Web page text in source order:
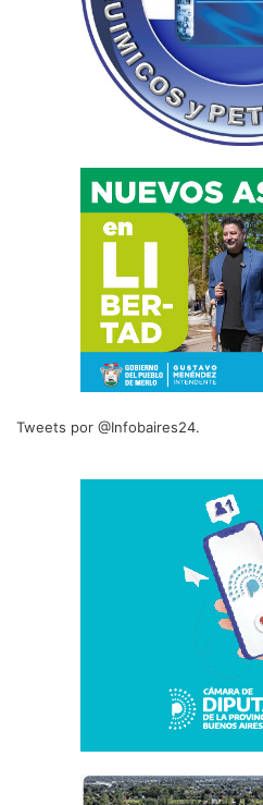
Tweets por @Infobaires24.